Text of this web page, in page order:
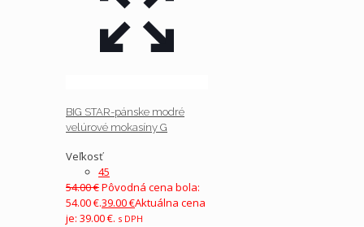
BIG STAR-pánske modré
velúrové mokasíny G
Veľkosť
45
54.00€Pôvodná cena bola:
54.00 €.39.00€Aktuálna cena
je: 39.00 €. s DPH